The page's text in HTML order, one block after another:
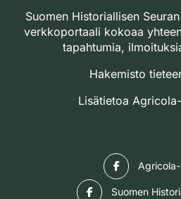
Suomen Historiallisen
verkkoportaali kokoaa
tapahtumia,
Hakemisto
Lisätietoa
Suomen